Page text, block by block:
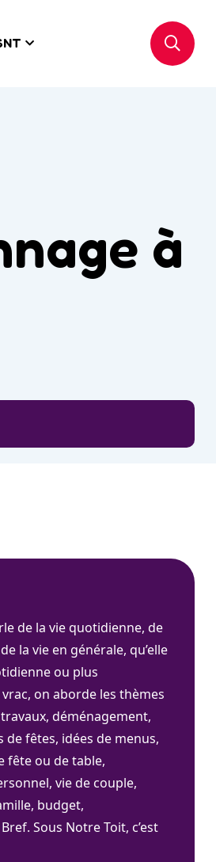
à
de la vie quotidienne, de
la vie en générale, qu’elle
ou plus
on aborde les thèmes
déménagement,
de fêtes, idées de menus,
fête ou de table,
vie de couple,
budget,
Sous Notre Toit, c’est